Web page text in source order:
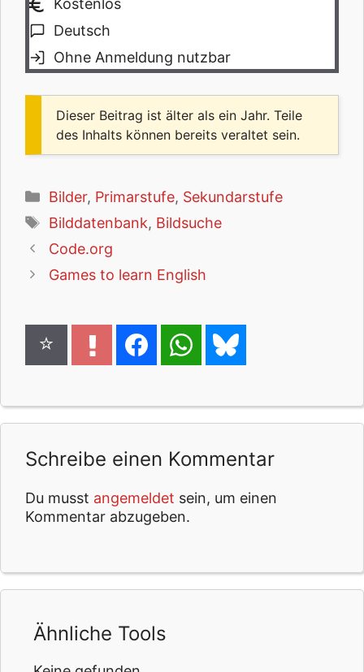
Kostenlos
Deutsch
Ohne Anmeldung nutzbar
Dieser Beitrag ist älter als ein Jahr. Teile
des Inhalts können bereits veraltet sein.
Kategorien
Bilder, Primarstufe, Sekundarstufe
Schlagwörter
Bilddatenbank, Bildsuche
Code.org
Games to learn English
Schreibe einen Kommentar
Du musst angemeldet sein, um einen
Kommentar abzugeben.
Ähnliche Tools